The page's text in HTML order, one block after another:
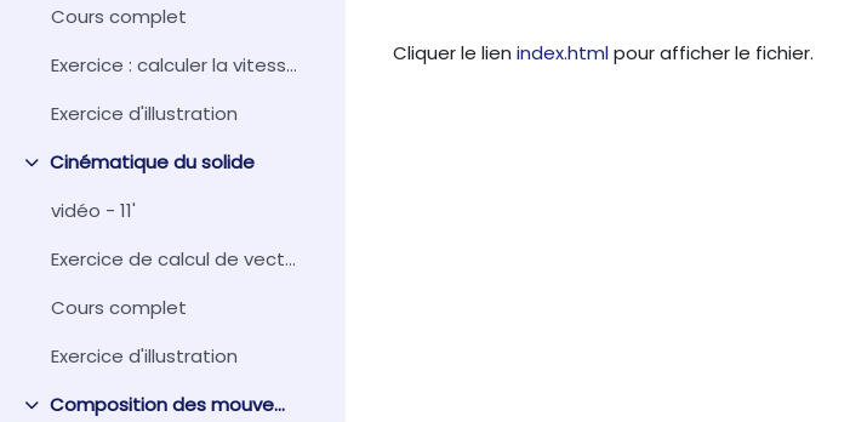
Cours complet
Exercice : calculer la vitesse en coordonnées pola...
Exercice d'illustration
Replier
Cinématique du solide
vidéo - 11'
Exercice de calcul de vecteur rotation
Cours complet
Exercice d'illustration
Replier
Composition des mouvements
Cliquer le lien index.htmlpour afficher le fichier.